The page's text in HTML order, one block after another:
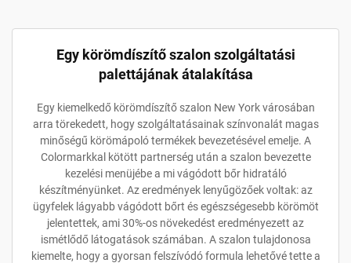
Egy körömdíszítő szalon szolgáltatási
palettájának átalakítása
Egy kiemelkedő körömdíszítő szalon New York városában
arra törekedett, hogy szolgáltatásainak színvonalát magas
minőségű körömápoló termékek bevezetésével emelje. A
Colormarkkal kötött partnerség után a szalon bevezette
kezelési menüjébe a mi vágódott bőr hidratáló
készítményünket. Az eredmények lenyűgözőek voltak: az
ügyfelek lágyabb vágódott bőrt és egészségesebb körömöt
jelentettek, ami 30%-os növekedést eredményezett az
ismétlődő látogatások számában. A szalon tulajdonosa
kiemelte, hogy a gyorsan felszívódó formula lehetővé tette a